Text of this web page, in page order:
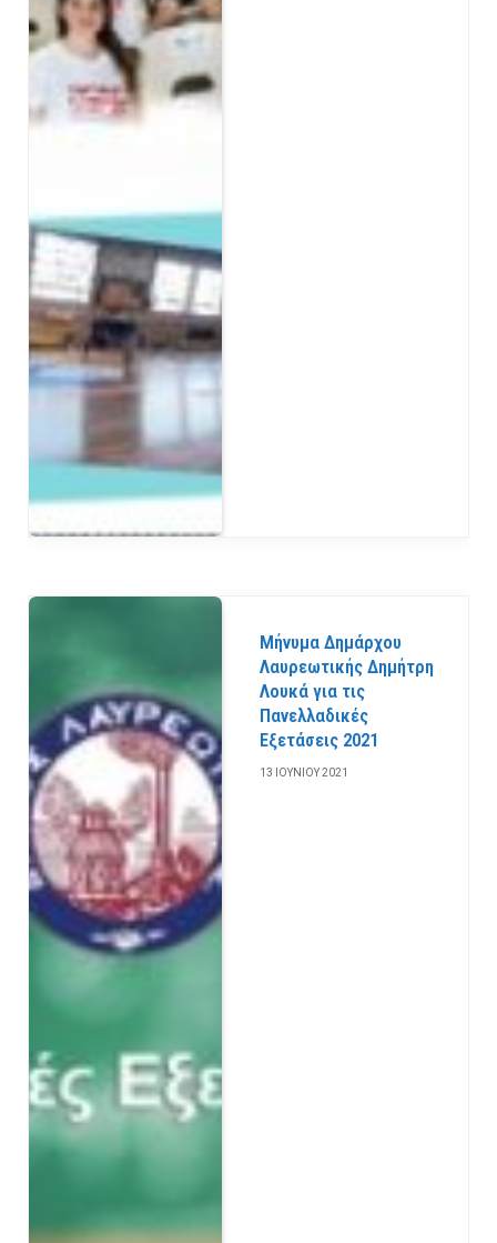
Μήνυμα Δημάρχου
Λαυρεωτικής Δημήτρη
Λουκά για τις
Πανελλαδικές
Εξετάσεις 2021
13 ΙΟΥΝΊΟΥ 2021